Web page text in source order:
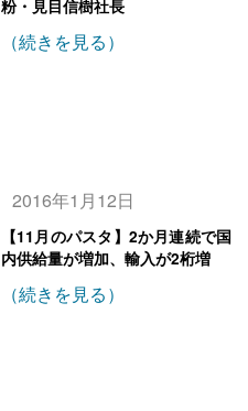
粉・見目信樹社長
（続きを見る）
2016年1月12日
【11月のパスタ】2か月連続で国
内供給量が増加、輸入が2桁増
（続きを見る）